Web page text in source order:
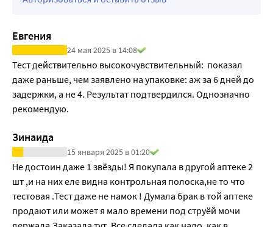
изменения, после этого срока не следует принимать во
7) Не забудьте, что при обнаружении беременности вам
необходимо в ближайшее время обратиться к врачу.
8) Если месячные задерживаются, а результат двух
тестирований отрицательный, то следует обратиться к
врачу.
Условия хранения
до +30°С в сухом и недоступном для детей месте.
Евгения
24 мая 2025 в 14:08
Тест действительно высокочувствительный:  показал
даже раньше, чем заявлено на упаковке: аж за 6 дней до
задержки, а не 4. Результат подтвердился. Однозначно
рекомендую.
Зинаида
15 января 2025 в 01:20
Не достоин даже 1 звёзды! Я покупала в другой аптеке 2
шт ,и на них еле видна контрольная полоска,не то что
тестовая .Тест даже не намок ! Думала брак в той аптеке
продают или может я мало времени под струёй мочи